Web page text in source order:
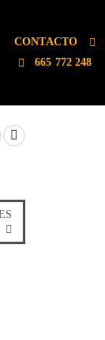
CONTACTO
665 772 248